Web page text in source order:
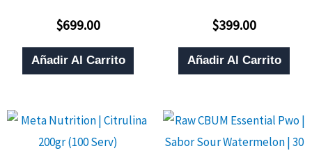
Valorado
0
De
5
$699.00
Añadir Al Carrito
Valorado
0
De
5
$399.00
Añadir Al Carrito